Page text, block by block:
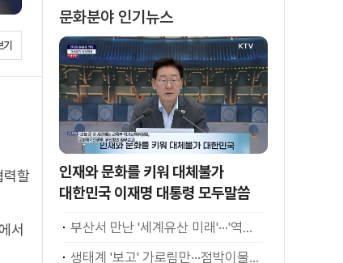
력할
서
문화분야 인기뉴스
인재와 문화를 키워 대체불가
대한민국 이재명 대통령 모두말씀
부산서 만난 '세계유산 미래'···'역대 최고·최다' 기록
생태계 '보고' 가로림만···점박이물범 가족 나들이